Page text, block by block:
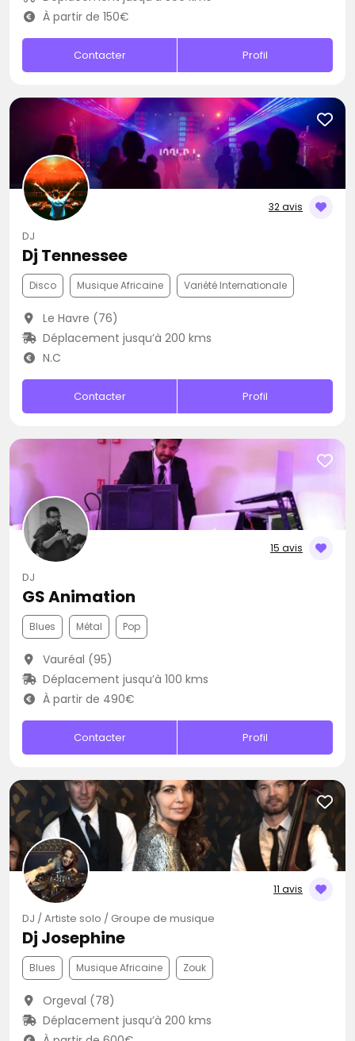
À partir de 150€
Contacter Profil
32 avis
DJ
Dj Tennessee
Disco Musique Africaine Variété Internationale
Le Havre (76)
Déplacement jusqu’à 200 kms
N.C
Contacter Profil
15 avis
DJ
GS Animation
Blues Métal Pop
Vauréal (95)
Déplacement jusqu’à 100 kms
À partir de 490€
Contacter Profil
11 avis
DJ / Artiste solo / Groupe de musique
Dj Josephine
Blues Musique Africaine Zouk
Orgeval (78)
Déplacement jusqu’à 200 kms